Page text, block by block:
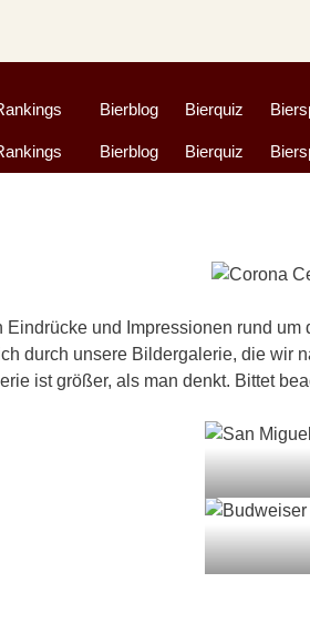
Bierblog Bierquiz
Bierblog Bierquiz
und Impressionen rund
durch unsere Bildergalerie, die
ist größer, als man denkt. Bittet